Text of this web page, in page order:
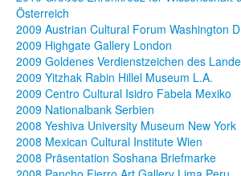
Österreich
2009 Austrian Cultural Forum Washington
2009 Highgate Gallery London
2009 Goldenes Verdienstzeichen des
2009 Yitzhak Rabin Hillel Museum L.A.
2009 Centro Cultural Isidro Fabela Mexiko
2009 Nationalbank Serbien
2008 Yeshiva University Museum New York
2008 Mexican Cultural Institute Wien
2008 Präsentation Soshana Briefmarke